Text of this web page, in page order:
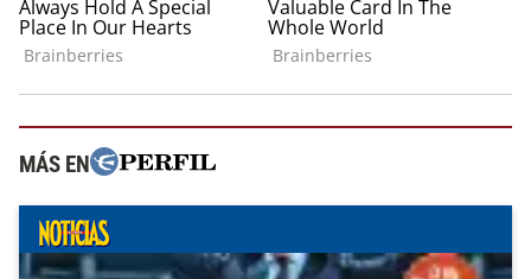
MÁS EN